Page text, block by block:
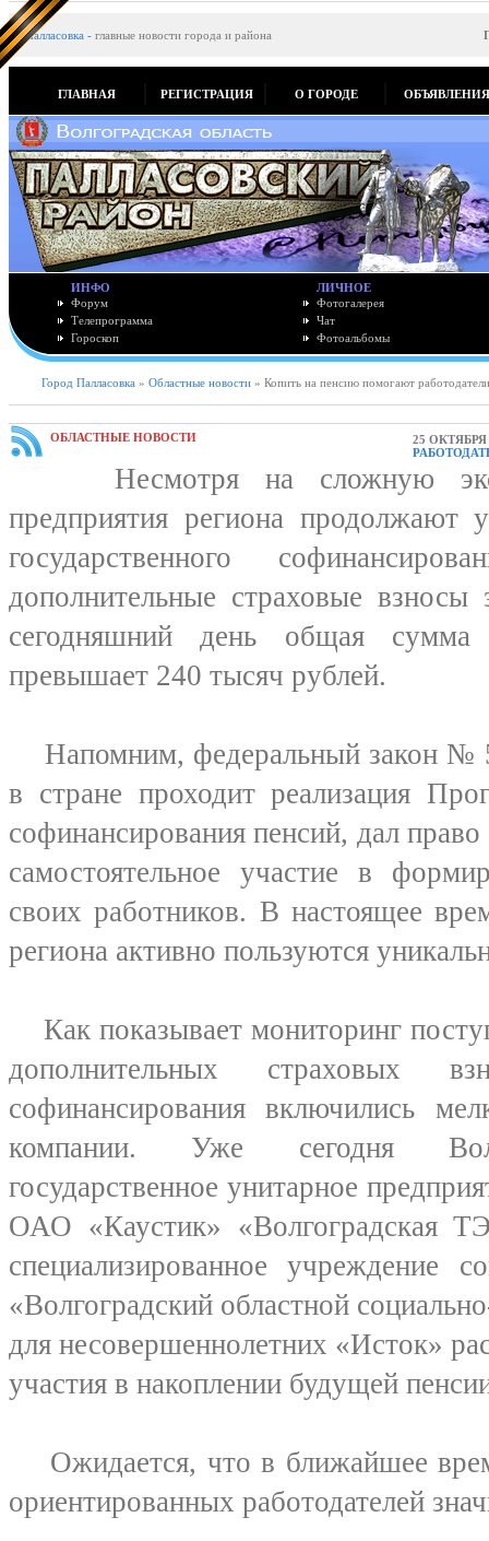
Палласовка - главные новости города и района
ГЛАВНАЯ РЕГИСТРАЦИЯ О ГОРОДЕ ОБЪЯВЛЕНИЯ
ИНФО
Форум
Телепрограмма
Гороскоп
ЛИЧНОЕ
Фотогалерея
Чат
Фотоальбомы
Город Палласовка » Областные новости » Копить на пенсию помогают работодатели
ОБЛАСТНЫЕ НОВОСТИ
25 ОКТЯБРЯ
Несмотря на сложную
предприятия региона продолжают
государственного
дополнительные страховые
сегодняшний день общая сумма
превышает 240 тысяч рублей.
Напомним, федеральный закон №
в стране проходит реализация
софинансирования пенсий, дал
самостоятельное участие в
своих работников. В настоящее
региона активно пользуются
Как показывает мониторинг
дополнительных страховых
софинансирования включились
компании. Уже сегодня
государственное унитарное
ОАО «Каустик» «Волгоградская
специализированное учреждение
«Волгоградский областной
для несовершеннолетних «Исток»
участия в накоплении будущей
Ожидается, что в ближайшее
ориентированных работодателей